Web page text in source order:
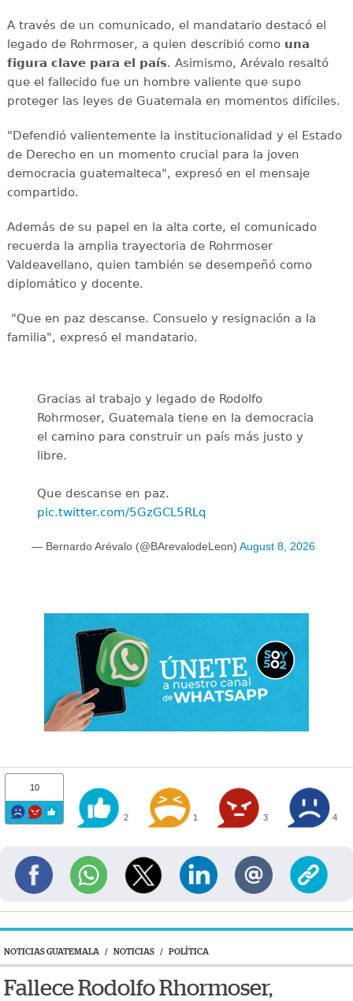
A través de un comunicado, el mandatario destacó el
legado de Rohrmoser, a quien describió comouna
figura clave para el país. Asimismo, Arévalo resaltó
que el fallecido fue un hombre valiente que supo
proteger las leyes de Guatemala en momentos difíciles.
"Defendió valientemente la institucionalidad y el Estado
de Derecho en un momento crucial para la joven
democracia guatemalteca", expresó en el mensaje
compartido.
Además de su papel en la alta corte, el comunicado
recuerda la amplia trayectoria de Rohrmoser
Valdeavellano, quien también se desempeñó como
diplomático y docente.
"Que en paz descanse. Consuelo y resignación a la
familia", expresó el mandatario.
Gracias al trabajo y legado de Rodolfo
Rohrmoser, Guatemala tiene en la democracia
el camino para construir un país más justo y
libre.
Que descanse en paz.
pic.twitter.com/5GzGCL5RLq
— Bernardo Arévalo (@BArevalodeLeon) August 8, 2026
10
2 1 3 4
NOTICIAS GUATEMALA / NOTICIAS / POLÍTICA
Fallece Rodolfo Rhormoser,